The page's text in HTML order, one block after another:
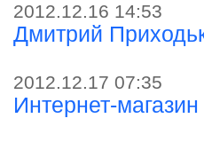
2012.12.16 14:53
Дмитрий
2012.12.17 07:35
Интернет-